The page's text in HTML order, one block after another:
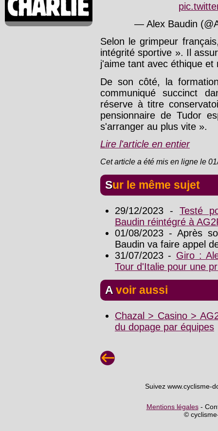
— Alex Baudin
Selon le grimpeur
intégrité sportive ». Il
j'aime tant avec éthique
De son côté, la
communiqué succinct
réserve à titre
pensionnaire de Tudor
s'arranger au plus vite ».
Lire l'article en entier
Cet article a été mis en ligne le
Sur le même sujet
29/12/2023 - Testé
Baudin réintégré à
01/08/2023 - Après
Baudin va faire appel
31/07/2023 - Giro :
Tour d'Italie pour une
A voir aussi
Chazal > Casino >
du dopage par équipes
Suivez www.cyclisme-
Mentions légales-
©